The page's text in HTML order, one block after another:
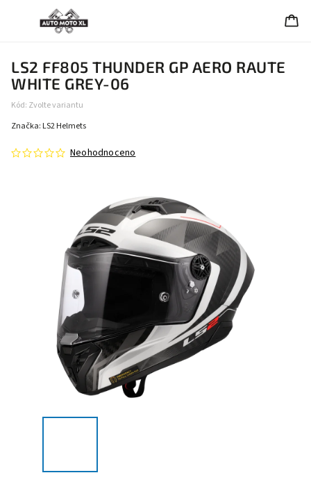
LS2 FF805 THUNDER GP AERO RAUTE
WHITE GREY-06
Kód: Zvolte variantu
Neohodnoceno
Značka: LS2 Helmets